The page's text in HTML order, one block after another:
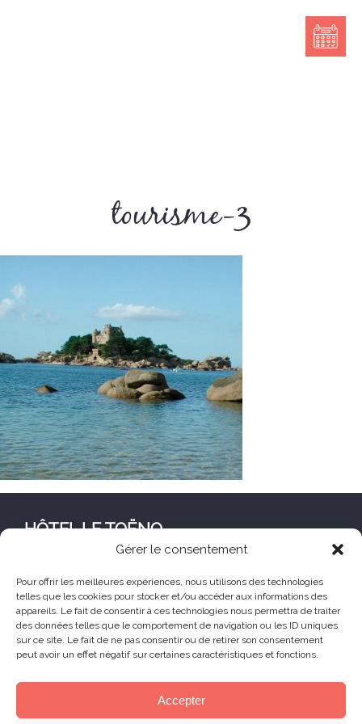
Gérer le consentement
Pour offrir les meilleures expériences, nous utilisons des technologies
telles que les cookies pour stocker et/ou accéder aux informations des
appareils. Le fait de consentir à ces technologies nous permettra de traiter
des données telles que le comportement de navigation ou les ID uniques
sur ce site. Le fait de ne pas consentir ou de retirer son consentement
peut avoir un effet négatif sur certaines caractéristiques et fonctions.
Accepter
tourisme-3
HÔTEL LE TOËNO
22560 Trébeurden France
+33 (0) 2 96 23 68 78
contact@hoteltoeno.com